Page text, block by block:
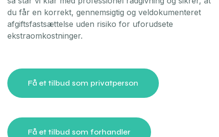
du får en korrekt, gennemsigtig og veldokumenteret
afgiftsfastsættelse uden risiko for uforudsete
ekstraomkostninger.
Få et tilbud som privatperson
Få et tilbud som forhandler